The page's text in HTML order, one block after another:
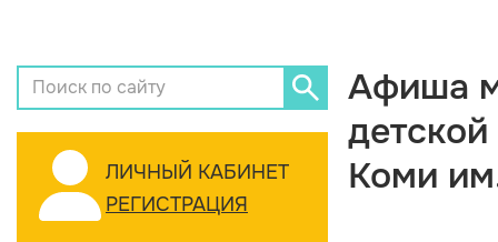
ЛИЧНЫЙ КАБИНЕТ
РЕГИСТРАЦИЯ
Афиша
Коми